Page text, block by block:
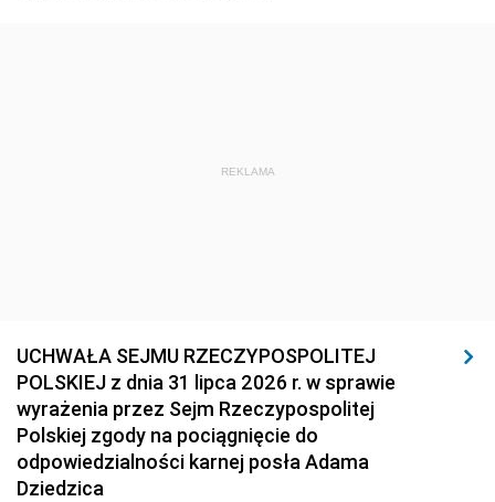
REKLAMA
UCHWAŁA SEJMU RZECZYPOSPOLITEJ
POLSKIEJ z dnia 31 lipca 2026 r. w sprawie
wyrażenia przez Sejm Rzeczypospolitej
Polskiej zgody na pociągnięcie do
odpowiedzialności karnej posła Adama
Dziedzica